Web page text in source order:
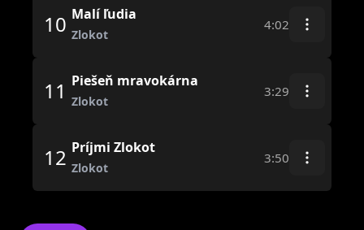
10 Malí ľudia
Zlokot
4:02
11 Piešeň mravokárna
Zlokot
3:29
12 Príjmi Zlokot
Zlokot
3:50